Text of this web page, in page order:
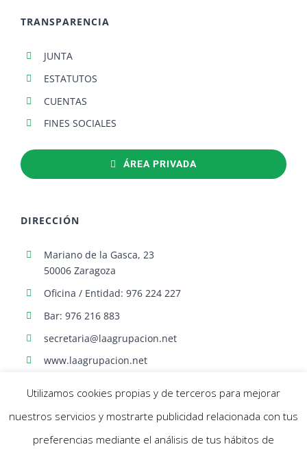
TRANSPARENCIA
JUNTA
ESTATUTOS
CUENTAS
FINES SOCIALES
ÁREA PRIVADA
DIRECCIÓN
Mariano de la Gasca, 23
50006 Zaragoza
Oficina / Entidad: 976 224 227
Bar: 976 216 883
secretaria@laagrupacion.net
www.laagrupacion.net
Utilizamos cookies propias y de terceros para mejorar
nuestros servicios y mostrarte publicidad relacionada con tus
preferencias mediante el análisis de tus hábitos de